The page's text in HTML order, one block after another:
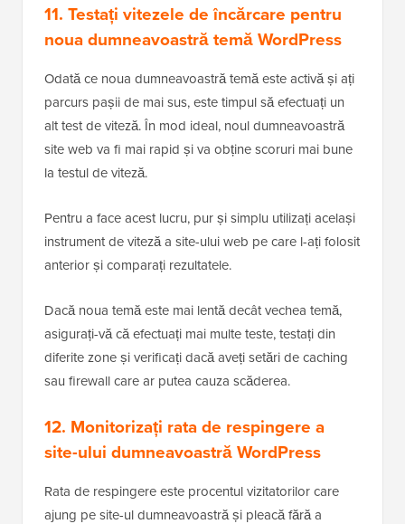
11. Testați vitezele de încărcare pentru
noua dumneavoastră temă WordPress
Odată ce noua dumneavoastră temă este activă și ați
parcurs pașii de mai sus, este timpul să efectuați un
alt test de viteză. În mod ideal, noul dumneavoastră
site web va fi mai rapid și va obține scoruri mai bune
la testul de viteză.
Pentru a face acest lucru, pur și simplu utilizați același
instrument de viteză a site-ului web pe care l-ați folosit
anterior și comparați rezultatele.
Dacă noua temă este mai lentă decât vechea temă,
asigurați-vă că efectuați mai multe teste, testați din
diferite zone și verificați dacă aveți setări de caching
sau firewall care ar putea cauza scăderea.
12. Monitorizați rata de respingere a
site-ului dumneavoastră WordPress
Rata de respingere este procentul vizitatorilor care
ajung pe site-ul dumneavoastră și pleacă fără a